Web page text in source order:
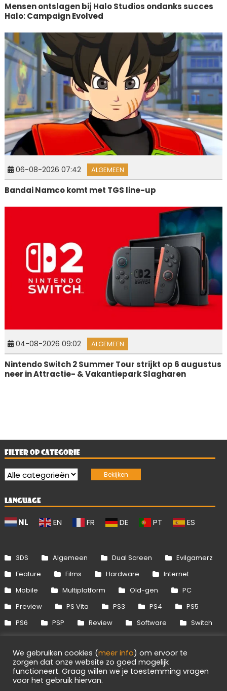
Mensen ontslagen bij Halo Studios ondanks succes
Halo: Campaign Evolved
06-08-2026 07:42 ALGEMEEN
Bandai Namco komt met TGS line-up
04-08-2026 09:02 ALGEMEEN
Nintendo Switch 2 Summer Tour strijkt op 6 augustus
neer in Attractie- & Vakantiepark Slagharen
FILTER OP CATEGORIE
LANGUAGE
NL EN FR DE PT ES
3DS Algemeen Dual Screen
Evilgamerz
Feature
Films Hardware
Internet
Mobile
Multiplatform Old-gen
PC
Preview
PS Vita PS3 PS4
PS5
PS6
PSP Review Software
Switch
Xbox 360
Xbox One Xbox Series
We gebruiken cookies (meer info) om ervoor te
zorgen dat onze website zo goed mogelijk
functioneert. Graag willen we je toestemming vragen
voor het gebruik hiervan.